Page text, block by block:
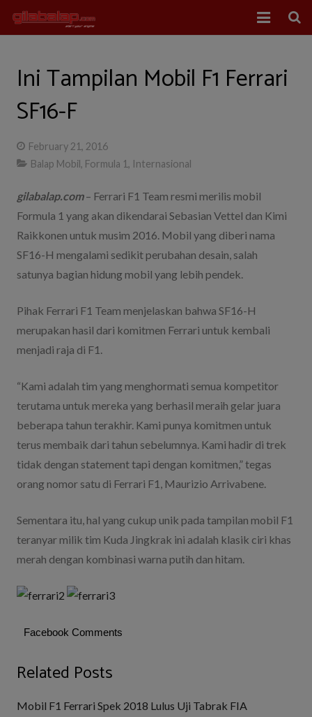
Balap Mobil
Balap Motor
About Us
Ini Tampilan Mobil F1 Ferrari
SF16-F
February 21, 2016
Balap Mobil, Formula 1 , Internasional
gilabalap.com– Ferrari F1 Team resmi merilis mobil
Formula 1 yang akan dikendarai Sebasian Vettel dan Kimi
Raikkonen untuk musim 2016. Mobil yang diberi nama
SF16-H mengalami sedikit perubahan desain, salah
satunya bagian hidung mobil yang lebih pendek.
Pihak Ferrari F1 Team menjelaskan bahwa SF16-H
merupakan hasil dari komitmen Ferrari untuk kembali
menjadi raja di F1.
“Kami adalah tim yang menghormati semua kompetitor
terutama untuk mereka yang berhasil meraih gelar juara
beberapa tahun terakhir. Kami punya komitmen untuk
terus membaik dari tahun sebelumnya. Kami hadir di trek
tidak dengan statement tapi dengan komitmen,” tegas
orang nomor satu di Ferrari F1, Maurizio Arrivabene.
Sementara itu, hal yang cukup unik pada tampilan mobil F1
teranyar milik tim Kuda Jingkrak ini adalah klasik ciri khas
merah dengan kombinasi warna putih dan hitam.
Facebook Comments
Related Posts
Mobil F1 Ferrari Spek 2018 Lulus Uji Tabrak FIA